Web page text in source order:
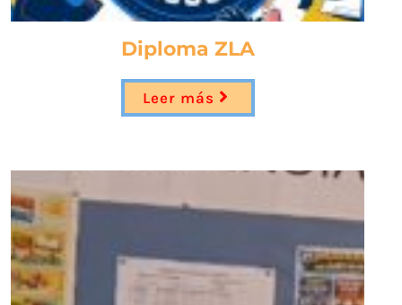
Diploma ZLA
Leer más